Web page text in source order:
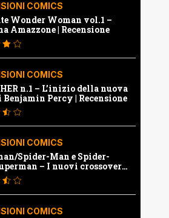
COMICS
Wonder Woman vol.1 –
Amazzone | Recensione
COMICS
n.1 – L’inizio della nuova
Benjamin Percy | Recensione
COMICS
Spider-Man e Spider-
– I nuovi crossover
Dc | Recensione
COMICS